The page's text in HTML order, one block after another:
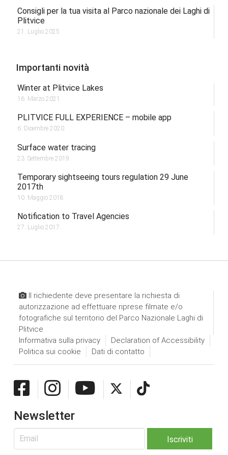
Consigli per la tua visita al Parco nazionale dei Laghi di
Plitvice
21. Luglio 2025.
Importanti novità
Winter at Plitvice Lakes
16. Marzo 2021.
PLITVICE FULL EXPERIENCE – mobile app
6. Dicembre 2020.
Surface water tracing
23. Settembre 2019.
Temporary sightseeing tours regulation 29 June
2017th
10. Maggio 2018.
Notification to Travel Agencies
27. Luglio 2017.
Il richiedente deve presentare la richiesta di
autorizzazione ad effettuare riprese filmate e/o
fotografiche sul territorio del Parco Nazionale Laghi di
Plitvice
Informativa sulla privacy
Declaration of Accessibility
Politica sui cookie
Dati di contatto
Newsletter